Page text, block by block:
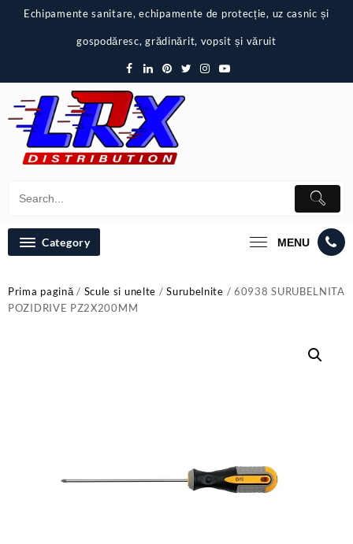
Echipamente sanitare, echipamente de protecție, uz casnic și
gospodăresc, grădinărit, vopsit și văruit
Category MENU
Prima pagină/ Scule si unelte /Surubelnite / 60938 SURUBELNITA
POZIDRIVE PZ2X200MM